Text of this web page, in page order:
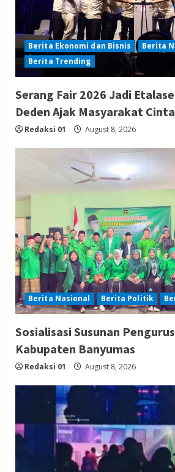
Berita Ekonomi dan Bisnis
Berita
Berita Trending
Serang Fair 2026 Jadi
Deden Ajak Masyarakat
Redaksi 01 August 8, 2026
Berita Nasional Berita Politik
Sosialisasi Susunan
Kabupaten Banyumas
Redaksi 01 August 8, 2026